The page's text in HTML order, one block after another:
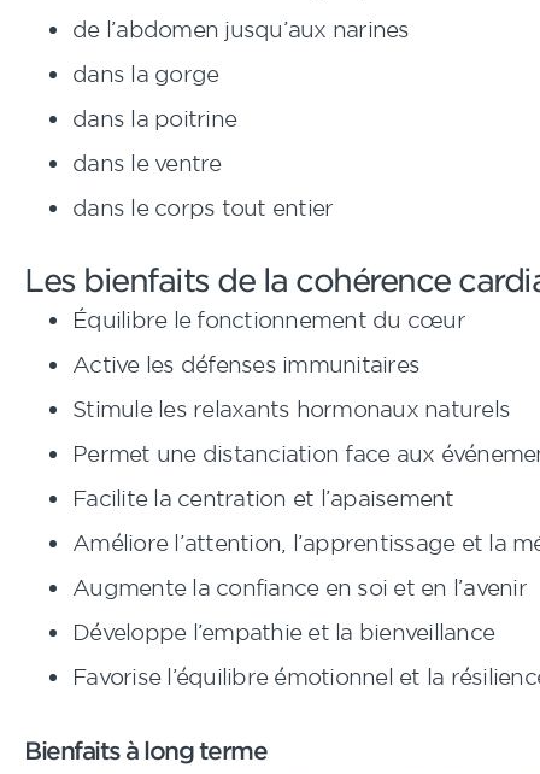
de l’abdomen jusqu’aux narines
dans la gorge
dans la poitrine
dans le ventre
dans le corps tout entier
Les bienfaits de la cohérence
Équilibre le fonctionnement du cœur
Active les défenses immunitaires
Stimule les relaxants hormonaux naturels
Permet une distanciation face aux
Facilite la centration et l’apaisement
Améliore l’attention, l’apprentissage et la
Augmente la confiance en soi et en l’avenir
Développe l’empathie et la bienveillance
Favorise l’équilibre émotionnel et la
Bienfaits à long terme